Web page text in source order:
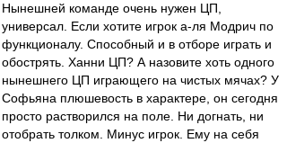
Нынешней команде очень нужен ЦП,
универсал. Если хотите игрок а-ля Модрич по
функционалу. Способный и в отборе играть и
обострять. Ханни ЦП? А назовите хоть одного
нынешнего ЦП играющего на чистых мячах? У
Софьяна плюшевость в характере, он сегодня
просто растворился на поле. Ни догнать, ни
отобрать толком. Минус игрок. Ему на себя